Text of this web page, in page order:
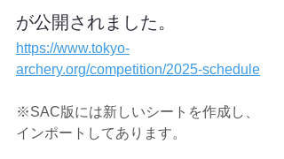
が公開されました。
https://www.tokyo-
archery.org/competition/2025-schedule
※SAC版には新しいシートを作成し、
インポートしてあります。